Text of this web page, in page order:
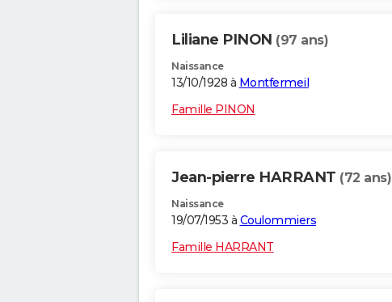
Liliane PINON (97 ans)
Naissance
13/10/1928 à Montfermeil
Famille PINON
Jean-pierre HARRANT (72 ans)
Naissance
19/07/1953 à Coulommiers
Famille HARRANT